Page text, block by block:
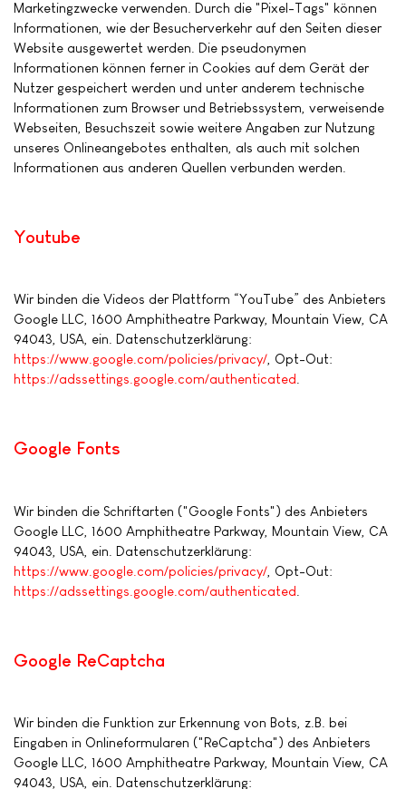
Marketingzwecke verwenden. Durch die "Pixel-Tags" können
Informationen, wie der Besucherverkehr auf den Seiten dieser
Website ausgewertet werden. Die pseudonymen
Informationen können ferner in Cookies auf dem Gerät der
Nutzer gespeichert werden und unter anderem technische
Informationen zum Browser und Betriebssystem, verweisende
Webseiten, Besuchszeit sowie weitere Angaben zur Nutzung
unseres Onlineangebotes enthalten, als auch mit solchen
Informationen aus anderen Quellen verbunden werden.
Youtube
Wir binden die Videos der Plattform “YouTube” des Anbieters
Google LLC, 1600 Amphitheatre Parkway, Mountain View, CA
94043, USA, ein. Datenschutzerklärung:
https://www.google.com/policies/privacy/ , Opt-Out:
https://adssettings.google.com/authenticated
Google Fonts
Wir binden die Schriftarten ("Google Fonts") des Anbieters
Google LLC, 1600 Amphitheatre Parkway, Mountain View, CA
94043, USA, ein. Datenschutzerklärung:
https://www.google.com/policies/privacy/ , Opt-Out:
https://adssettings.google.com/authenticated
Google ReCaptcha
Wir binden die Funktion zur Erkennung von Bots, z.B. bei
Eingaben in Onlineformularen ("ReCaptcha") des Anbieters
Google LLC, 1600 Amphitheatre Parkway, Mountain View, CA
94043, USA, ein. Datenschutzerklärung: